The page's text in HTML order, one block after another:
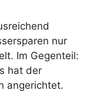
nur
Im Gegenteil:
hat der
angerichtet.